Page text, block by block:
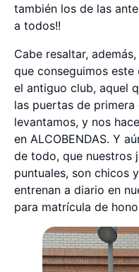
también los de las
a todos!!
Cabe resaltar,
que conseguimos
el antiguo club, aquel
las puertas de
levantamos, y nos
en ALCOBENDAS. Y
de todo, que nuestros
puntuales, son chicos
entrenan a diario en
para matrícula de